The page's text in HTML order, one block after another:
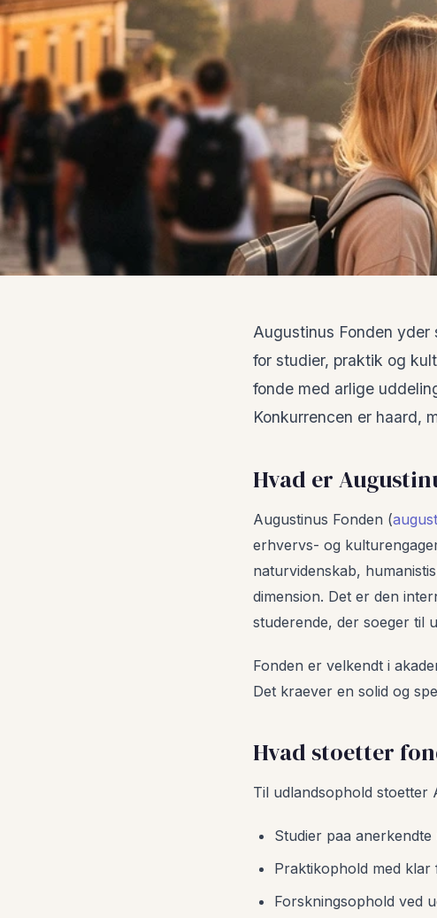
Augustinus Fonden yder
for studier, praktik og
fonde med arlige
Konkurrencen er haard,
Hvad er
Augustinus Fonden (
erhvervs- og
naturvidenskab,
dimension. Det er den
studerende, der soeger til
Fonden er velkendt i
Det kraever en solid og
Hvad stoetter
Til udlandsophold stoetter
Studier paa
Praktikophold med
Forskningsophold ved